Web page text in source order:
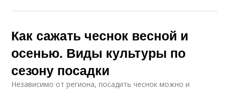
Как сажать чеснок весной и
осенью. Виды культуры по
сезону посадки
Независимо от региона, посадить чеснок можно и